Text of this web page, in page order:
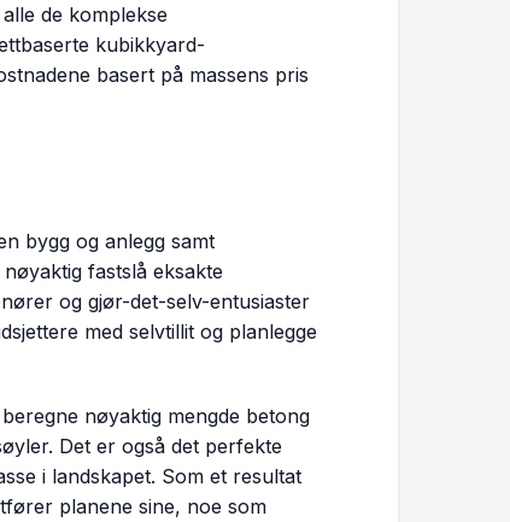
de komplekse
kubikkyard-
basert på massens pris
bygg og anlegg samt
fastslå eksakte
og gjør-det-selv-entusiaster
med selvtillit og planlegge
nøyaktig mengde betong
Det er også det perfekte
i landskapet. Som et resultat
planene sine, noe som